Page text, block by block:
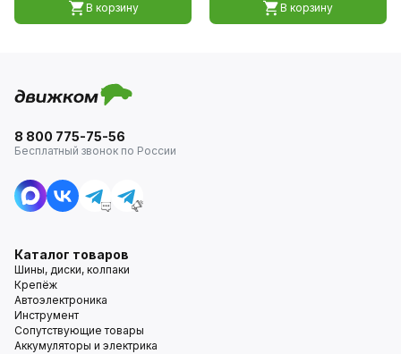
В корзину В корзину
8 800 775-75-56
Бесплатный звонок по России
Каталог товаров
Шины, диски, колпаки
Крепёж
Автоэлектроника
Инструмент
Сопутствующие товары
Аккумуляторы и электрика